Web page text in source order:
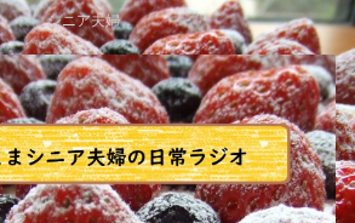
シニア夫婦